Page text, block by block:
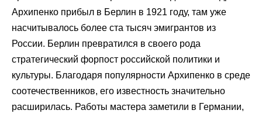
Архипенко прибыл в Берлин в 1921 году, там уже
насчитывалось более ста тысяч эмигрантов из
России. Берлин превратился в своего рода
стратегический форпост российской политики и
культуры. Благодаря популярности Архипенко в среде
соотечественников, его известность значительно
расширилась. Работы мастера заметили в Германии,